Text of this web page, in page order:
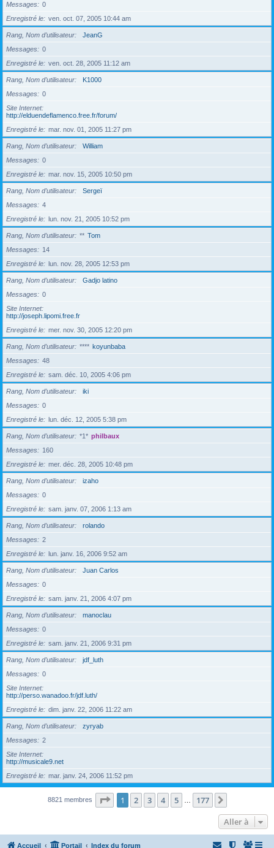
Messages
0
Enregistré le
ven. oct. 07, 2005 10:44 am
Rang, Nom d’utilisateur
JeanG
Messages
0
Enregistré le
ven. oct. 28, 2005 11:12 am
Rang, Nom d’utilisateur
K1000
Messages
0
Site Internet
http://elduendeflamenco.free.fr/forum/
Enregistré le
mar. nov. 01, 2005 11:27 pm
Rang, Nom d’utilisateur
William
Messages
0
Enregistré le
mar. nov. 15, 2005 10:50 pm
Rang, Nom d’utilisateur
Sergeï
Messages
4
Enregistré le
lun. nov. 21, 2005 10:52 pm
Rang, Nom d’utilisateur ** Tom
Messages
14
Enregistré le
lun. nov. 28, 2005 12:53 pm
Rang, Nom d’utilisateur
Gadjo latino
Messages
0
Site Internet
http://joseph.lipomi.free.fr
Enregistré le
mer. nov. 30, 2005 12:20 pm
Rang, Nom d’utilisateur **** koyunbaba
Messages
48
Enregistré le
sam. déc. 10, 2005 4:06 pm
Rang, Nom d’utilisateur
iki
Messages
0
Enregistré le
lun. déc. 12, 2005 5:38 pm
Rang, Nom d’utilisateur *1* philbaux
Messages
160
Enregistré le
mer. déc. 28, 2005 10:48 pm
Rang, Nom d’utilisateur
izaho
Messages
0
Enregistré le
sam. janv. 07, 2006 1:13 am
Rang, Nom d’utilisateur
rolando
Messages
2
Enregistré le
lun. janv. 16, 2006 9:52 am
Rang, Nom d’utilisateur
Juan Carlos
Messages
0
Enregistré le
sam. janv. 21, 2006 4:07 pm
Rang, Nom d’utilisateur
manoclau
Messages
0
Enregistré le
sam. janv. 21, 2006 9:31 pm
Rang, Nom d’utilisateur
jdf_luth
Messages
0
Site Internet
http://perso.wanadoo.fr/jdf.luth/
Enregistré le
dim. janv. 22, 2006 11:22 am
Rang, Nom d’utilisateur
zyryab
Messages
2
Site Internet
http://musicale9.net
Enregistré le
mar. janv. 24, 2006 11:52 pm
8821 membres Page 1sur177
1 2 3 4 5 177
Aller à
Accueil Portail Index du forum